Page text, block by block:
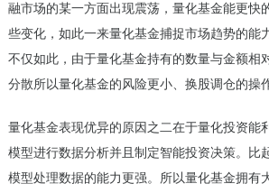
融市场的某一方面出现震荡，量化基金能更快
些变化，如此一来量化基金捕捉市场趋势的能
不仅如此，由于量化基金持有的数量与金额相
分散所以量化基金的风险更小、换股调仓的操
量化基金表现优异的原因之二在于量化投资能
模型进行数据分析并且制定智能投资决策。比
模型处理数据的能力更强。所以量化基金拥有